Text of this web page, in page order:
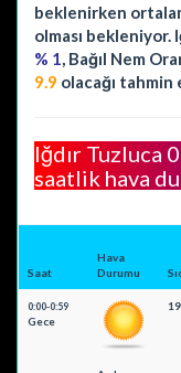
beklenirken
olması bekleniyor.
% 1 , Bağıl Nem
9.9 olacağı
Iğdır Tuzluca
saatlik hava
Saat
Hava
Durumu
0:00-0:59
Gece